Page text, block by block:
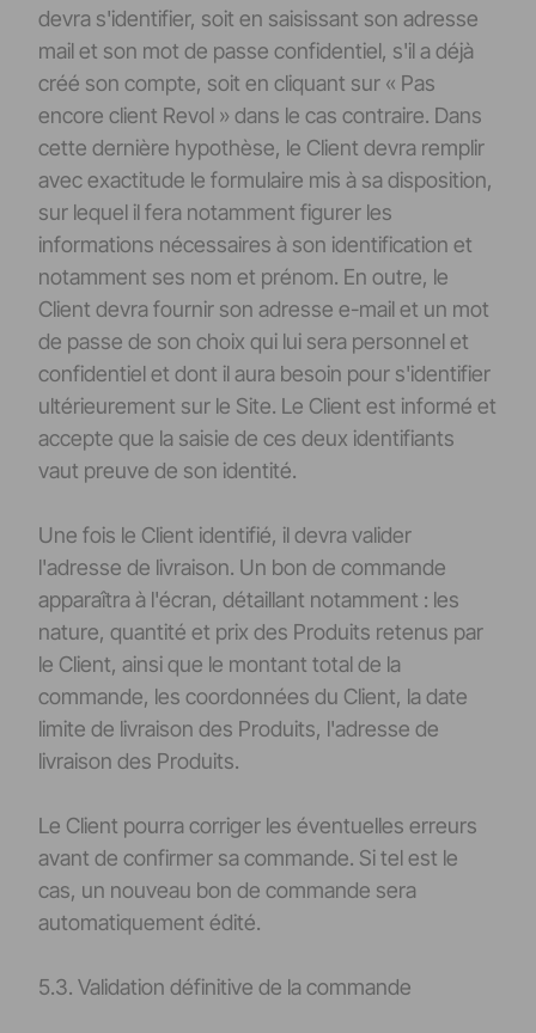
devra s'identifier, soit en saisissant son adresse
mail et son mot de passe confidentiel, s'il a déjà
créé son compte, soit en cliquant sur « Pas
encore client Revol » dans le cas contraire. Dans
cette dernière hypothèse, le Client devra remplir
avec exactitude le formulaire mis à sa disposition,
sur lequel il fera notamment figurer les
informations nécessaires à son identification et
notamment ses nom et prénom. En outre, le
Client devra fournir son adresse e-mail et un mot
de passe de son choix qui lui sera personnel et
confidentiel et dont il aura besoin pour s'identifier
ultérieurement sur le Site. Le Client est informé et
accepte que la saisie de ces deux identifiants
vaut preuve de son identité.
Une fois le Client identifié, il devra valider
l'adresse de livraison. Un bon de commande
apparaîtra à l'écran, détaillant notamment : les
nature, quantité et prix des Produits retenus par
le Client, ainsi que le montant total de la
commande, les coordonnées du Client, la date
limite de livraison des Produits, l'adresse de
livraison des Produits.
Le Client pourra corriger les éventuelles erreurs
avant de confirmer sa commande. Si tel est le
cas, un nouveau bon de commande sera
automatiquement édité.
5.3. Validation définitive de la commande